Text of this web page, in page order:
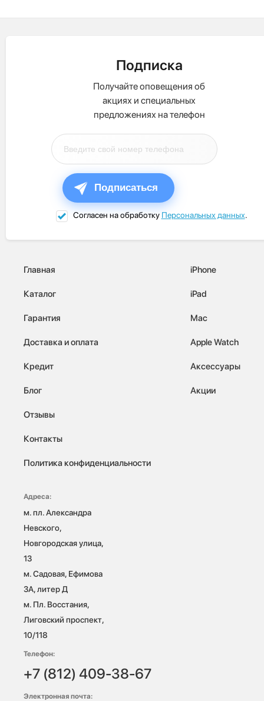
Подписка
Получайте оповещения об
акциях и специальных
предложениях на телефон
Подписаться
Согласен на обработку Персональных данных.
Главная
Каталог
Гарантия
Доставка и оплата
Кредит
Блог
Отзывы
Контакты
Политика конфиденциальности
iPhone
iPad
Mac
Apple Watch
Аксессуары
Акции
Адреса:
м. пл. Александра
Невского,
Новгородская улица,
13
м. Садовая, Ефимова
3А, литер Д
м. Пл. Восстания,
Лиговский проспект,
10/118
Телефон:
+7 (812) 409-38-67
Электронная почта: